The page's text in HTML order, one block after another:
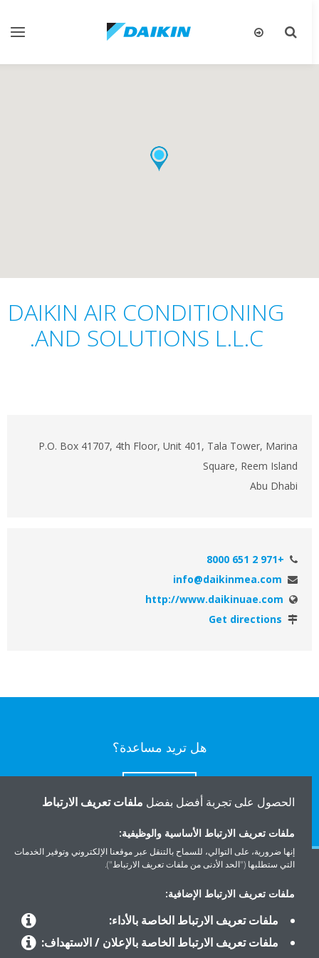
Toggle
DAIKIN AIR CONDITIONING
AND SOLUTIONS L.L.C.
P.O. Box 41707, 4th Floor, Unit 401, Tala Tower, Marina
Square, Reem Island
Abu Dhabi
+971 2 651 8000
info@daikinmea.com
http://www.daikinuae.com
Get directions
هل تريد مساعدة؟
المنتجات
حلول
الحصول على تجربة أفضل بفضل ملفات تعريف الارتباط
ملفات تعريف الارتباط الأساسية والوظيفية:
إنها ضرورية، على التوالي، للسماح بالتنقل عبر موقعنا الإلكتروني وتوفير الخدمات
التي ستطلبها ("الحد الأدنى من ملفات تعريف الارتباط").
ملفات تعريف الارتباط الإضافية:
ملفات تعريف الارتباط الخاصة بالأداء:
ملفات تعريف الارتباط الخاصة بالإعلان / الاستهداف: